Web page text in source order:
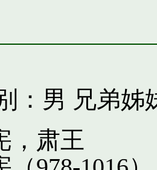
：男 兄弟姊
，肃王